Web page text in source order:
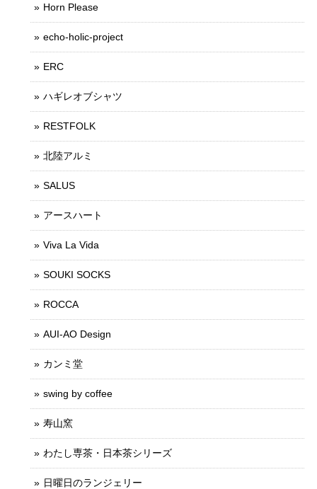
Horn Please
echo-holic-project
ERC
ハギレオブシャツ
RESTFOLK
北陸アルミ
SALUS
アースハート
Viva La Vida
SOUKI SOCKS
ROCCA
AUI-AO Design
カンミ堂
swing by coffee
寿山窯
わたし専茶・日本茶シリーズ
日曜日のランジェリー